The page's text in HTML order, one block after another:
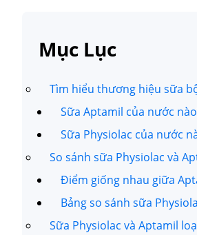
Mục Lục
Tìm hiểu thương hiệu sữa
Sữa Aptamil của nước
Sữa Physiolac của nước
So sánh sữa Physiolac và
Điểm giống nhau giữa
Bảng so sánh sữa
Sữa Physiolac và Aptamil